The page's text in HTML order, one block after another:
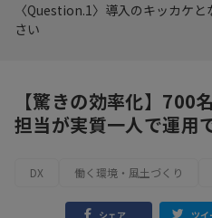
〈Question.1〉導入のキッカケ
さい
【驚きの効率化】700
担当が実質一人で運用
DX 働く環境・風土づくり
シェア ツイ